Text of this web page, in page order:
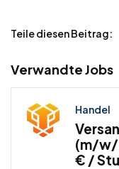
Teile diesen Beitrag:
Verwandte Jobs
Handel
(m/w/
€ /